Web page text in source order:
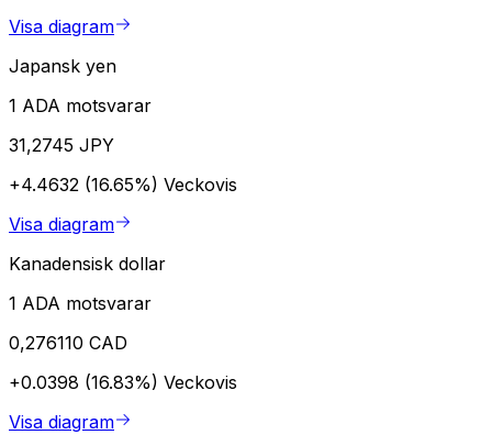
Visa diagram
Japansk yen
1 ADA motsvarar
31,2745 JPY
+4.4632 (16.65%) Veckovis
Visa diagram
Kanadensisk dollar
1 ADA motsvarar
0,276110 CAD
+0.0398 (16.83%) Veckovis
Visa diagram